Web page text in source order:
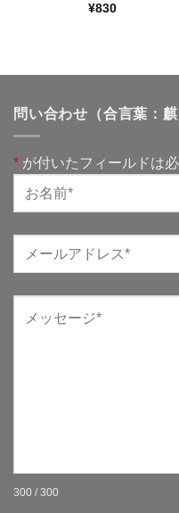
¥830
問い合わせ（合言葉：麒
* が付いたフィールドは必
300 / 300